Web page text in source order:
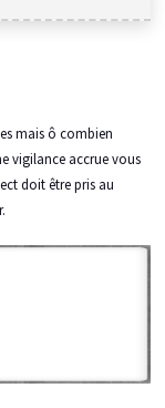
mais ô combien
vigilance accrue vous
doit être pris au